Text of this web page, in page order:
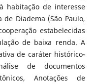
habitação de interesse
Diadema (São Paulo,
estabelecidas
de baixa renda. A
de caráter histórico-
de documentos
Anotações de